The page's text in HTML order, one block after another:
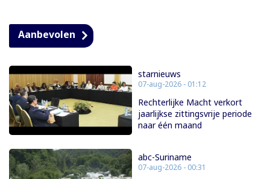
Aanbevolen
starnieuws
07-aug-2026 - 01:12
Rechterlijke Macht verkort
jaarlijkse zittingsvrije periode
naar één maand
abc-Suriname
07-aug-2026 - 00:31